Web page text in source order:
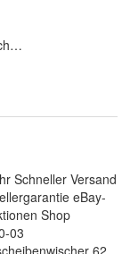
Schneller Versand
eBay-
Shop
03